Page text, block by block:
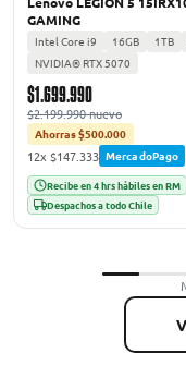
GAMING
Intel Core i9 16GB 1TB
NVIDIA® RTX 5070
$1.699.990
$2.199.990 nuevo
Ahorras $500.000
12x $147.333 MercadoPago
Recibe en 4 hrs hábiles en RM
Despachos a todo Chile